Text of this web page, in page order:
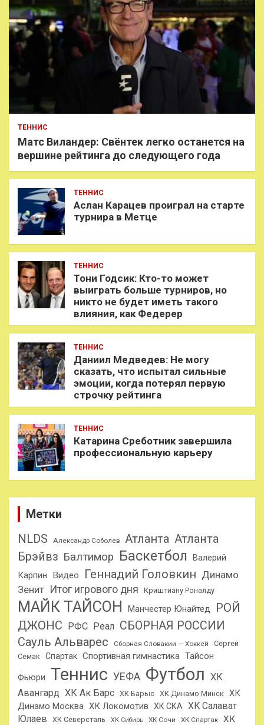
ТЕННИС
Матс Виландер: Свёнтек легко останется на
вершине рейтинга до следующего года
ТЕННИС
Аслан Карацев проиграл на старте
турнира в Метце
ТЕННИС
Тони Годсик: Кто-то может
выиграть больше турниров, но
никто не будет иметь такого
влияния, как Федерер
ТЕННИС
Даниил Медведев: Не могу
сказать, что испытал сильные
эмоции, когда потерял первую
строчку рейтинга
ТЕННИС
Катарина Среботник завершила
профессиональную карьеру
Метки
NLDS
Александр Соболев Атланта Атланта
Брэйвз Балтимор Баскетбол
Валерий
Карпин
Видео Геннадий Головкин Динамо
Зенит Итог игрового дня Криштиану Роналду
МАЙК ТАЙСОН Манчестер Юнайтед
РОЙ
ДЖОНС РФС Реал СБОРНАЯ РОССИИ
Сауль Альварес Сборная Словакии — Хоккей
Сергей
Семак
Спартак Спортивная гимнастика Тайсон
Фьюри Теннис УЕФА Футбол ХК
Авангард ХК Ак Барс ХК Барыс ХК Динамо Минск
ХК
Динамо Москва ХК Локомотив ХК СКА
ХК Салават
Юлаев
ХК Северсталь ХК Сибирь ХК Сочи ХК Спартак
ХК